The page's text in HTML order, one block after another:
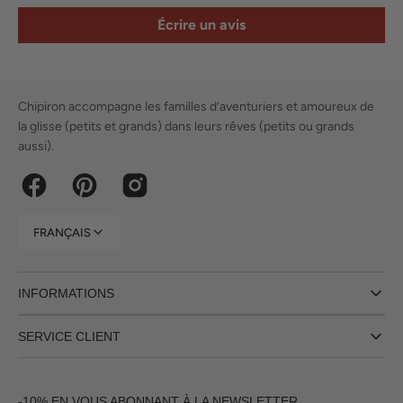
Écrire un avis
Chipiron accompagne les familles d’aventuriers et amoureux de
la glisse (petits et grands) dans leurs rêves (petits ou grands
aussi).
FacebookPinterest Instagram
FRANÇAIS
INFORMATIONS
SERVICE CLIENT